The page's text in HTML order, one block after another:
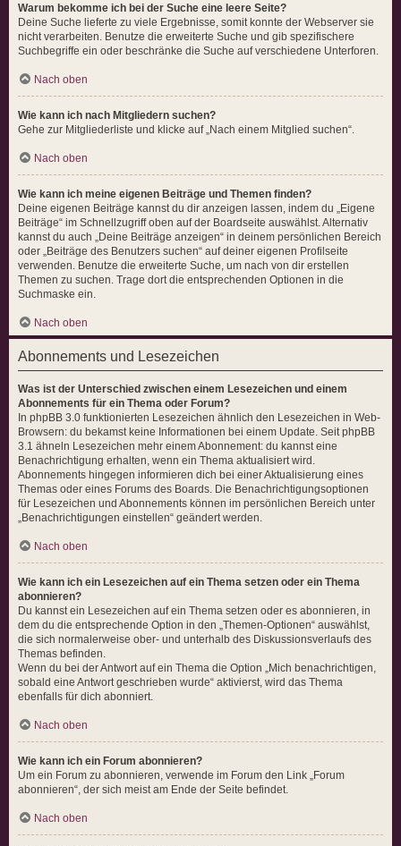
Warum bekomme ich bei der Suche eine leere Seite?
Deine Suche lieferte zu viele Ergebnisse, somit konnte der Webserver sie
nicht verarbeiten. Benutze die erweiterte Suche und gib spezifischere
Suchbegriffe ein oder beschränke die Suche auf verschiedene Unterforen.
Nach oben
Wie kann ich nach Mitgliedern suchen?
Gehe zur Mitgliederliste und klicke auf „Nach einem Mitglied suchen“.
Nach oben
Wie kann ich meine eigenen Beiträge und Themen finden?
Deine eigenen Beiträge kannst du dir anzeigen lassen, indem du „Eigene
Beiträge“ im Schnellzugriff oben auf der Boardseite auswählst. Alternativ
kannst du auch „Deine Beiträge anzeigen“ in deinem persönlichen Bereich
oder „Beiträge des Benutzers suchen“ auf deiner eigenen Profilseite
verwenden. Benutze die erweiterte Suche, um nach von dir erstellen
Themen zu suchen. Trage dort die entsprechenden Optionen in die
Suchmaske ein.
Nach oben
Abonnements und Lesezeichen
Was ist der Unterschied zwischen einem Lesezeichen und einem
Abonnements für ein Thema oder Forum?
In phpBB 3.0 funktionierten Lesezeichen ähnlich den Lesezeichen in Web-
Browsern: du bekamst keine Informationen bei einem Update. Seit phpBB
3.1 ähneln Lesezeichen mehr einem Abonnement: du kannst eine
Benachrichtigung erhalten, wenn ein Thema aktualisiert wird.
Abonnements hingegen informieren dich bei einer Aktualisierung eines
Themas oder eines Forums des Boards. Die Benachrichtigungsoptionen
für Lesezeichen und Abonnements können im persönlichen Bereich unter
„Benachrichtigungen einstellen“ geändert werden.
Nach oben
Wie kann ich ein Lesezeichen auf ein Thema setzen oder ein Thema
abonnieren?
Du kannst ein Lesezeichen auf ein Thema setzen oder es abonnieren, in
dem du die entsprechende Option in den „Themen-Optionen“ auswählst,
die sich normalerweise ober- und unterhalb des Diskussionsverlaufs des
Themas befinden.
Wenn du bei der Antwort auf ein Thema die Option „Mich benachrichtigen,
sobald eine Antwort geschrieben wurde“ aktivierst, wird das Thema
ebenfalls für dich abonniert.
Nach oben
Wie kann ich ein Forum abonnieren?
Um ein Forum zu abonnieren, verwende im Forum den Link „Forum
abonnieren“, der sich meist am Ende der Seite befindet.
Nach oben